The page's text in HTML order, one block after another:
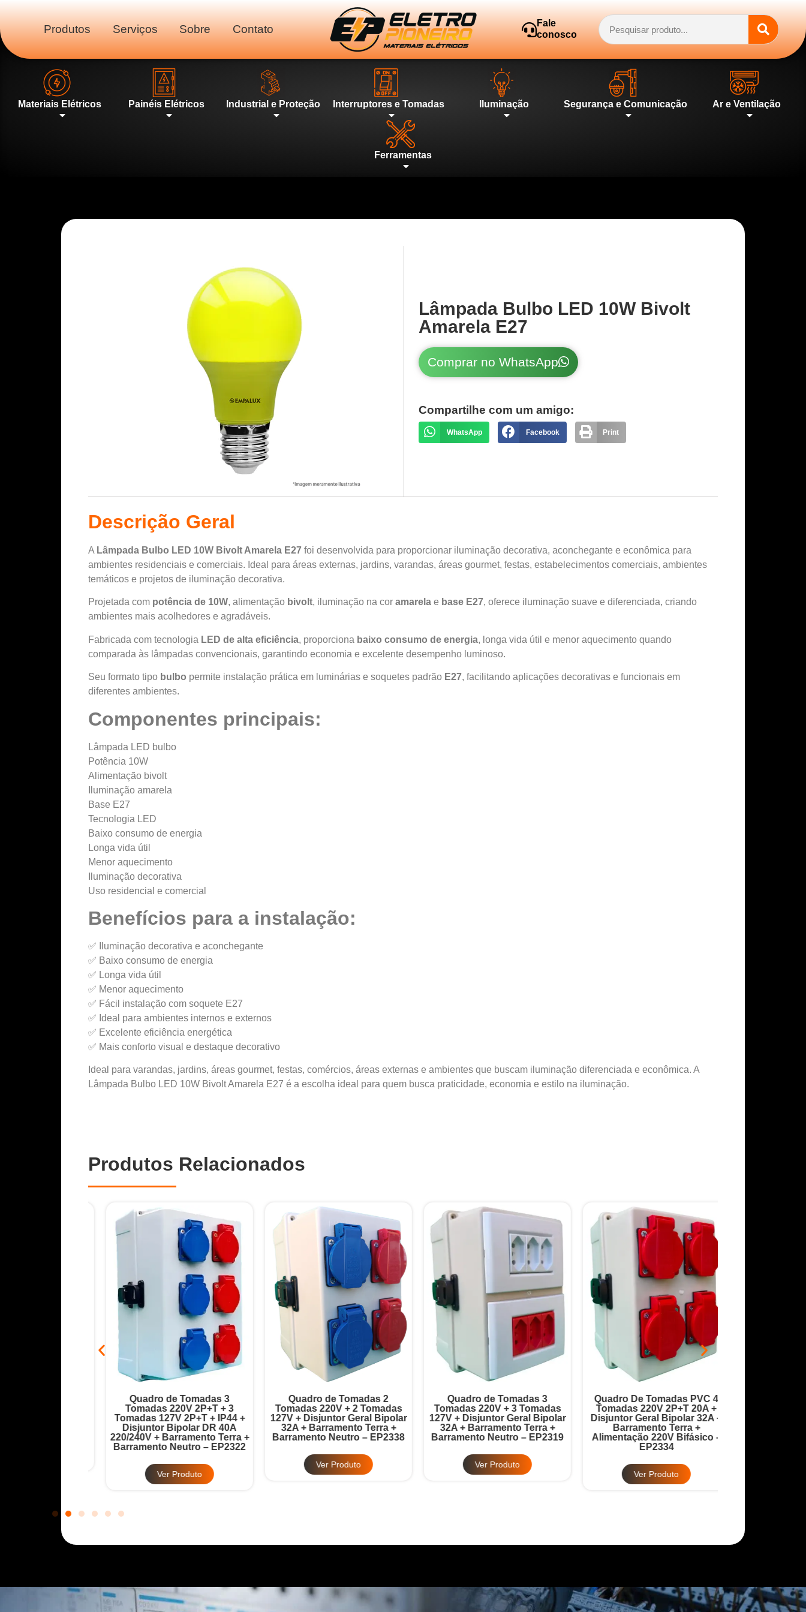
Produtos Serviços Sobre Contato
Fale
conosco
Materiais Elétricos Painéis Elétricos Industrial e Proteção Interruptores e Tomadas Iluminação Segurança e Comunicação Ar e Ventilação
Ferramentas
Lâmpada Bulbo LED 10W Bivolt
Amarela E27
Comprar no WhatsApp
Compartilhe com um amigo:
WhatsApp Facebook Print
Descrição Geral
A Lâmpada Bulbo LED 10W Bivolt Amarela E27 foi desenvolvida para proporcionar iluminação decorativa, aconchegante e econômica para
ambientes residenciais e comerciais. Ideal para áreas externas, jardins, varandas, áreas gourmet, festas, estabelecimentos comerciais, ambientes
temáticos e projetos de iluminação decorativa.
Projetada com potência de 10W, alimentação bivolt, iluminação na cor amarela e base E27, oferece iluminação suave e diferenciada, criando
ambientes mais acolhedores e agradáveis.
Fabricada com tecnologia LED de alta eficiência, proporciona baixo consumo de energia, longa vida útil e menor aquecimento quando
comparada às lâmpadas convencionais, garantindo economia e excelente desempenho luminoso.
Seu formato tipo bulbo permite instalação prática em luminárias e soquetes padrão E27, facilitando aplicações decorativas e funcionais em
diferentes ambientes.
Componentes principais:
Lâmpada LED bulbo
Potência 10W
Alimentação bivolt
Iluminação amarela
Base E27
Tecnologia LED
Baixo consumo de energia
Longa vida útil
Menor aquecimento
Iluminação decorativa
Uso residencial e comercial
Benefícios para a instalação:
✅ Iluminação decorativa e aconchegante
✅ Baixo consumo de energia
✅ Longa vida útil
✅ Menor aquecimento
✅ Fácil instalação com soquete E27
✅ Ideal para ambientes internos e externos
✅ Excelente eficiência energética
✅ Mais conforto visual e destaque decorativo
Ideal para varandas, jardins, áreas gourmet, festas, comércios, áreas externas e ambientes que buscam iluminação diferenciada e econômica. A
Lâmpada Bulbo LED 10W Bivolt Amarela E27 é a escolha ideal para quem busca praticidade, economia e estilo na iluminação.
Produtos Relacionados
Quadro de Tomadas 3
Tomadas 220V 2P+T + 3
Tomadas 127V 2P+T + IP44 +
Disjuntor Bipolar DR 40A
220/240V + Barramento Terra +
Barramento Neutro – EP2322
Ver Produto
Quadro de Tomadas 2
Tomadas 220V + 2 Tomadas
127V + Disjuntor Geral Bipolar
32A + Barramento Terra +
Barramento Neutro – EP2338
Ver Produto
Quadro de Tomadas 3
Tomadas 220V + 3 Tomadas
127V + Disjuntor Geral Bipolar
32A + Barramento Terra +
Barramento Neutro – EP2319
Ver Produto
Quadro De Tomadas PVC 4
Tomadas 220V 2P+T 20A +
Disjuntor Geral Bipolar 32A +
Barramento Terra +
Alimentação 220V Bifásico –
EP2334
Ver Produto